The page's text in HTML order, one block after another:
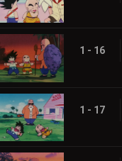
1 - 16
1 - 17